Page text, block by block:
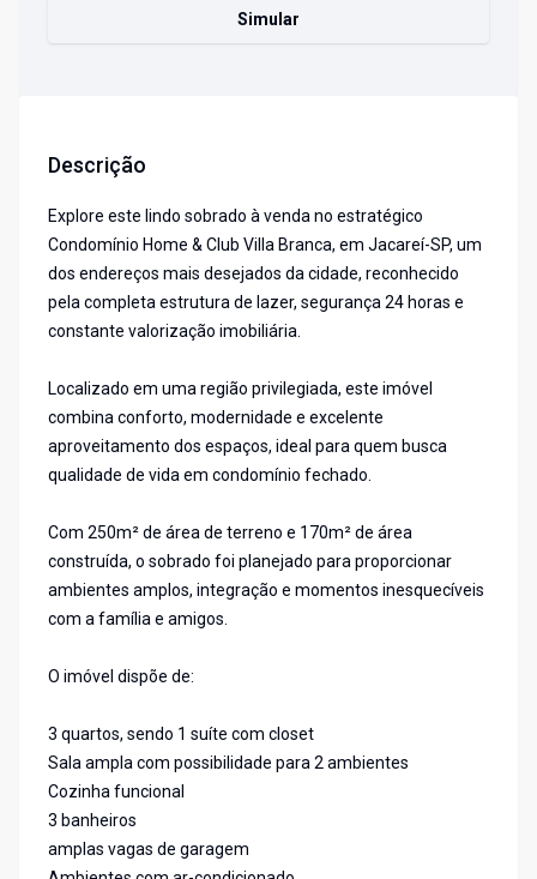
Simular
Descrição
Explore este lindo sobrado à venda no estratégico
Condomínio Home & Club Villa Branca, em Jacareí-SP, um
dos endereços mais desejados da cidade, reconhecido
pela completa estrutura de lazer, segurança 24 horas e
constante valorização imobiliária.
Localizado em uma região privilegiada, este imóvel
combina conforto, modernidade e excelente
aproveitamento dos espaços, ideal para quem busca
qualidade de vida em condomínio fechado.
Com 250m² de área de terreno e 170m² de área
construída, o sobrado foi planejado para proporcionar
ambientes amplos, integração e momentos inesquecíveis
com a família e amigos.
O imóvel dispõe de:
3 quartos, sendo 1 suíte com closet
Sala ampla com possibilidade para 2 ambientes
Cozinha funcional
3 banheiros
amplas vagas de garagem